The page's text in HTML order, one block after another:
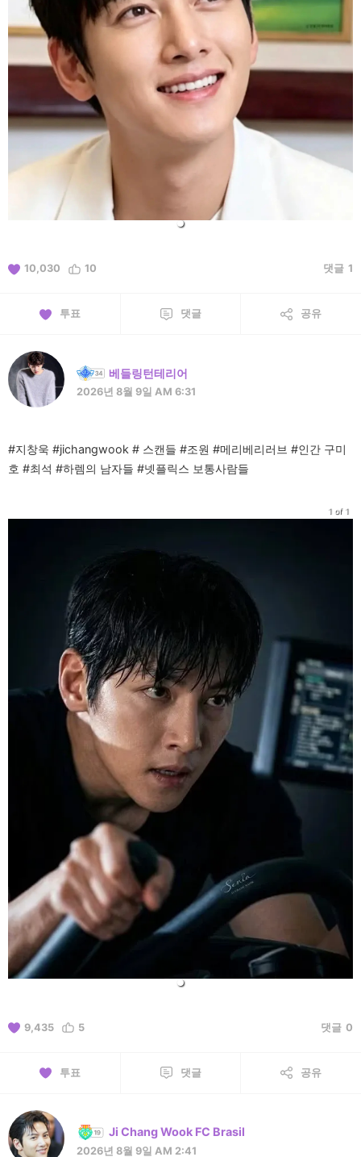
10,030 10 댓글 1
투표 댓글 공유
베들링턴테리어
2026년 8월 9일 AM 6:31
#지창욱 #jichangwook # 스캔들 #조원 #메리베리러브 #인간 구미
호 #최석 #하렘의 남자들 #넷플릭스 보통사람들
1 of 1
9,435 5 댓글 0
투표 댓글 공유
Ji Chang Wook FC Brasil
2026년 8월 9일 AM 2:41